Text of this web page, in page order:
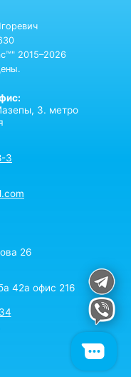
2015–2026
3. метро
3
26
42а офис 216